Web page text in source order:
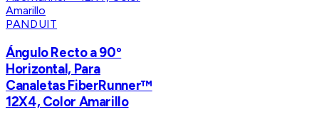
PANDUIT
Ángulo Recto a 90º
Horizontal, Para
Canaletas FiberRunner™
12X4, Color Amarillo